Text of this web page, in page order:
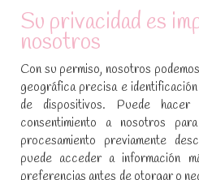
ATENCIÓN AL CLIENTE
Condiciones de compra
Aviso legal y política de
Política de cookies
SÍGUENOS EN REDES
Su privacidad es
nosotros
Con su permiso, nosotros
geográfica precisa e
de dispositivos. Puede
consentimiento a nosotros
procesamiento previamente
puede acceder a información
preferencias antes de otorgar o